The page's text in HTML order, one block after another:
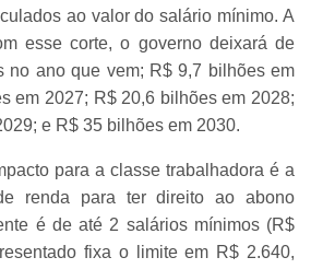
ao valor do salário mínimo. A
esse corte, o governo deixará de
no ano que vem; R$ 9,7 bilhões em
em 2027; R$ 20,6 bilhões em 2028;
e R$ 35 bilhões em 2030.
para a classe trabalhadora é a
renda para ter direito ao abono
é de até 2 salários mínimos (R$
fixa o limite em R$ 2.640,